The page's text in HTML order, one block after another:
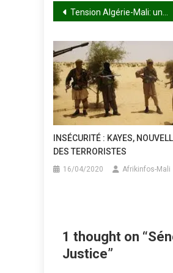
Navigation
de
l’article
Tension Algérie-Mali: une délégation d’opposants maliens attendue à Alger
INSÉCURITÉ : KAYES,
DES TERRORISTES
16/04/2020 Afrikinfos-Mali
1 thought on “
Justice”